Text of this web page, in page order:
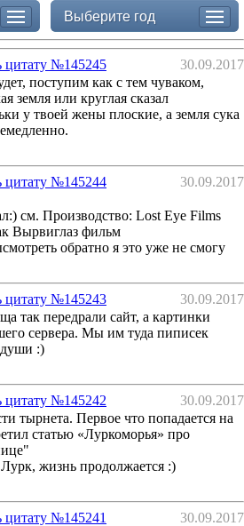
Выберите год
цитату №145245
30.09.2017
поступим как с тем чуваком,
земля или круглая сказал
у твоей жены плоские, а земля сука
цитату №145244
30.09.2017
см. Производство: Lost Eye Films
Вырвиглаз фильм
обратно я это уже не смогу
цитату №145243
30.09.2017
так передрали сайт, а картинки
сервера. Мы им туда пиписек
души :)
цитату №145242
30.09.2017
тырнета. Первое что попадается на
статью «Луркоморья» про
жизнь продолжается :)
цитату №145241
30.09.2017